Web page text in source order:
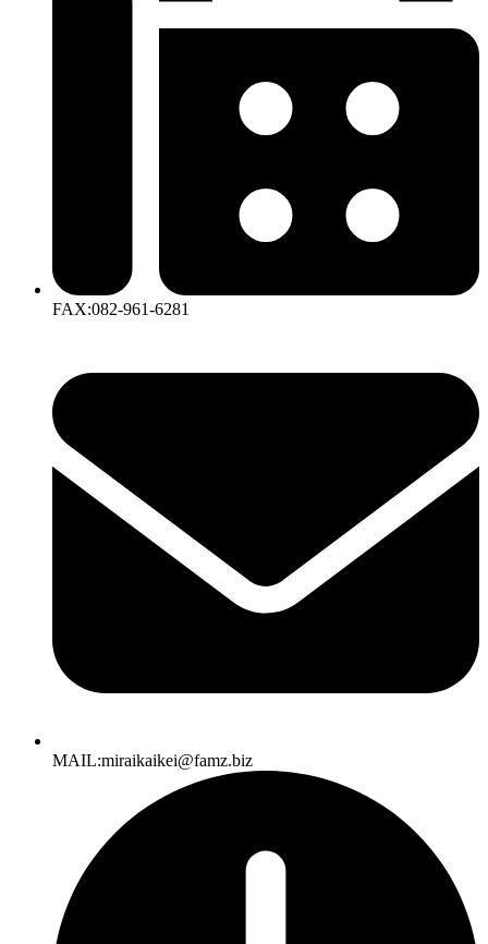
FAX:082-961-6281
MAIL:miraikaikei@famz.biz